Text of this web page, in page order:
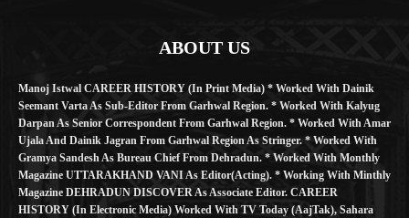
ABOUT US
Manoj Istwal CAREER HISTORY (in Print Media) * Worked With Dainik
Seemant Varta As Sub-Editor From Garhwal Region. * Worked With Kalyug
Darpan As Senior Correspondent From Garhwal Region. * Worked With Amar
Ujala And Dainik Jagran From Garhwal Region As Stringer. * Worked With
Gramya Sandesh As Bureau Chief From Dehradun. * Worked With Monthly
Magazine UTTARAKHAND VANI As Editor(Acting). * Working With Minthly
Magazine DEHRADUN DISCOVER As Associate Editor. CAREER
HISTORY (in Electronic Media) Worked With TV Today (AajTak), Sahara